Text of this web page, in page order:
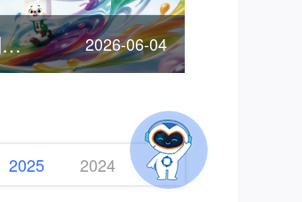
客服节 | 全国少儿书画赛精彩剧透，期待您的参加！ 2026-06-04
2025 2024 2023